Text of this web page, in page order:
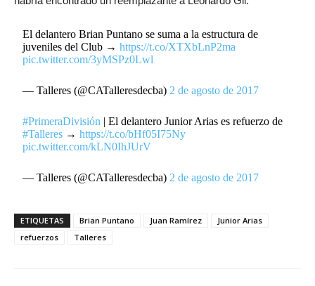
El delantero Brian Puntano se suma a la estructura de
juveniles del Club →https://t.co/XTXbLnP2ma
pic.twitter.com/3yMSPz0Lwl
— Talleres (@CATalleresdecba) 2 de agosto de 2017
#PrimeraDivisión | El delantero Junior Arias es refuerzo de
#Talleres →https://t.co/bHf05I75Ny
pic.twitter.com/kLN0IhJUrV
— Talleres (@CATalleresdecba) 2 de agosto de 2017
ETIQUETAS Brian Puntano Juan Ramírez
Junior Arias
refuerzos
Talleres